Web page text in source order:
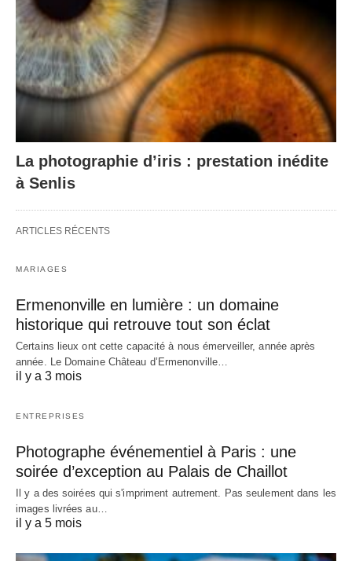
La photographie d’iris : prestation inédite
à Senlis
ARTICLES RÉCENTS
MARIAGES
Ermenonville en lumière : un domaine
historique qui retrouve tout son éclat
Certains lieux ont cette capacité à nous émerveiller, année après
année. Le Domaine Château d’Ermenonville…
il y a 3 mois
ENTREPRISES
Photographe événementiel à Paris : une
soirée d’exception au Palais de Chaillot
Il y a des soirées qui s'impriment autrement. Pas seulement dans les
images livrées au…
il y a 5 mois